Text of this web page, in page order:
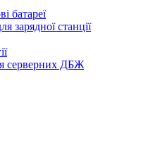
батареї
зарядної станції
серверних ДБЖ